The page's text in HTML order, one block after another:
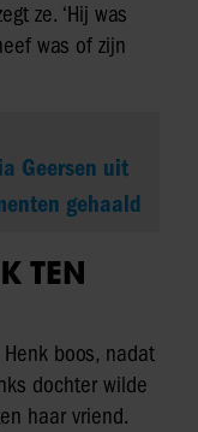
ze. ‘Hij was
was of zijn
Geersen uit
gehaald
TEN
boos, nadat
dochter wilde
haar vriend.